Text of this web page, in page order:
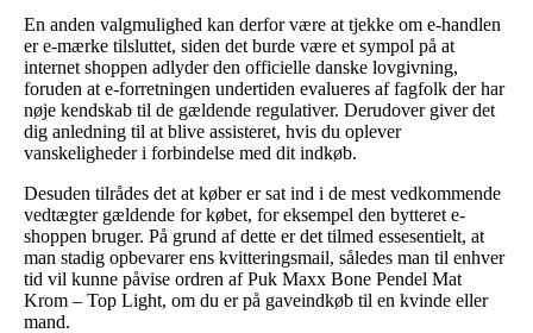
En anden valgmulighed kan derfor være at tjekke om e-handlen
er e-mærke tilsluttet, siden det burde være et sympol på at
internet shoppen adlyder den officielle danske lovgivning,
foruden at e-forretningen undertiden evalueres af fagfolk der har
nøje kendskab til de gældende regulativer. Derudover giver det
dig anledning til at blive assisteret, hvis du oplever
vanskeligheder i forbindelse med dit indkøb.
Desuden tilrådes det at køber er sat ind i de mest vedkommende
vedtægter gældende for købet, for eksempel den bytteret e-
shoppen bruger. På grund af dette er det tilmed essesentielt, at
man stadig opbevarer ens kvitteringsmail, således man til enhver
tid vil kunne påvise ordren af Puk Maxx Bone Pendel Mat
Krom – Top Light, om du er på gaveindkøb til en kvinde eller
mand.